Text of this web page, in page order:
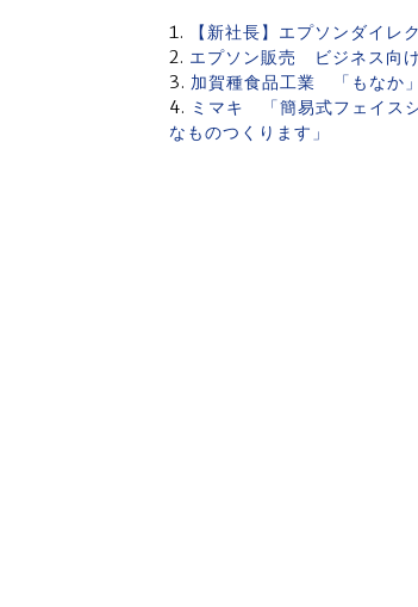
【新社長】エプソンダイ
エプソン販売 ビジネス向
加賀種食品工業 「もなか
ミマキ 「簡易式フェイス
なものつくります」